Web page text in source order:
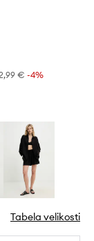
€ -4%
Tabela velikosti